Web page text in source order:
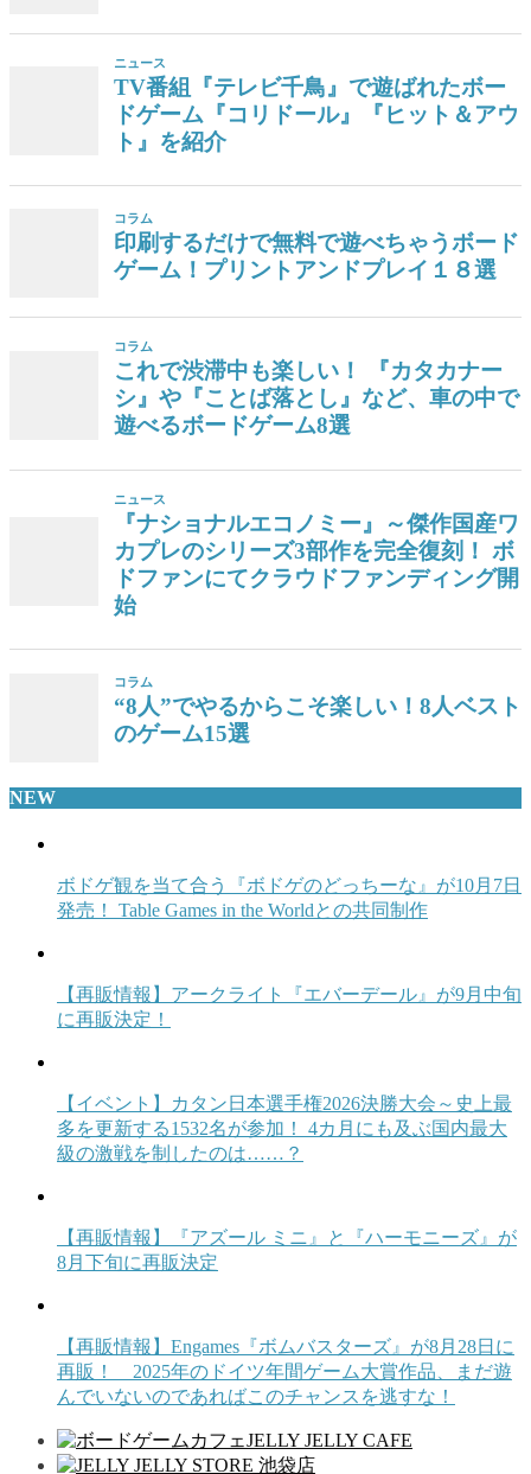
ニュース
TV番組『テレビ千鳥』で遊ばれたボー
ドゲーム『コリドール』『ヒット＆アウ
ト』を紹介
コラム
印刷するだけで無料で遊べちゃうボード
ゲーム！プリントアンドプレイ１８選
コラム
これで渋滞中も楽しい！ 『カタカナー
シ』や『ことば落とし』など、車の中で
遊べるボードゲーム8選
ニュース
『ナショナルエコノミー』～傑作国産ワ
カプレのシリーズ3部作を完全復刻！ ボ
ドファンにてクラウドファンディング開
始
コラム
“8人”でやるからこそ楽しい！8人ベスト
のゲーム15選
NEW
ボドゲ観を当て合う『ボドゲのどっちーな』が10月7日
発売！ Table Games in the Worldとの共同制作
【再販情報】アークライト『エバーデール』が9月中旬
に再販決定！
【イベント】カタン日本選手権2026決勝大会～史上最
多を更新する1532名が参加！ 4カ月にも及ぶ国内最大
級の激戦を制したのは……？
【再販情報】『アズール ミニ』と『ハーモニーズ』が
8月下旬に再販決定
【再販情報】Engames『ボムバスターズ』が8月28日に
再販！ 2025年のドイツ年間ゲーム大賞作品、まだ遊
んでいないのであればこのチャンスを逃すな！